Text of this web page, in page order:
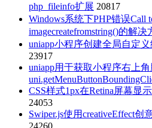
php_fileinfo扩展 20817
Windows系统下PHP错误Call
imagecreatefromstring()的解决
uniapp小程序创建全局自定
23917
uniapp用于获取小程序右上
CSS样式1px在Retina屏幕显
24053
Swiper.js使用creativeEffect
24260